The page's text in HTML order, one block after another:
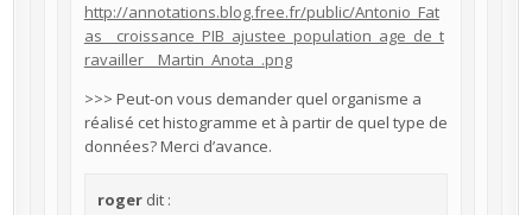
http://annotations.blog.free.fr/public/Antonio_Fat
as__croissance_PIB_ajustee_population_age_de_t
ravailler__Martin_Anota_.png
>>> Peut-on vous demander quel organisme a
réalisé cet histogramme et à partir de quel type de
données? Merci d’avance.
roger dit :